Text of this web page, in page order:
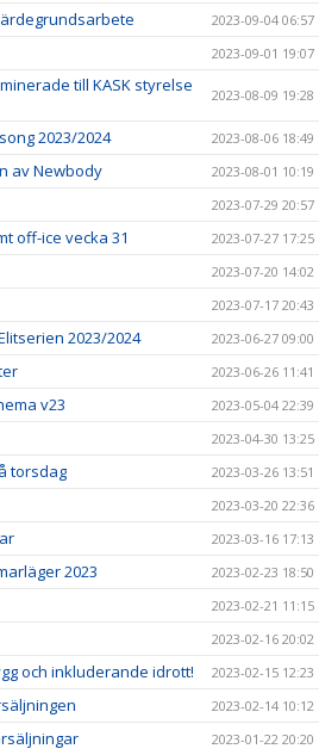
2023-09-04 06:57
2023-09-01 19:07
till KASK styrelse
2023-08-09 19:28
2023/2024 2023-08-06 18:49
av Newbody 2023-08-01 10:19
2023-07-29 20:57
off-ice vecka 31 2023-07-27 17:25
2023-07-20 14:02
2023-07-17 20:43
2023/2024 2023-06-27 09:00
2023-06-26 11:41
v23 2023-05-04 22:39
2023-04-30 13:25
torsdag 2023-03-26 13:51
2023-03-20 22:36
2023-03-16 17:13
2023 2023-02-23 18:50
2023-02-21 11:15
2023-02-16 20:02
och inkluderande idrott! 2023-02-15 12:23
2023-02-14 10:12
2023-01-22 20:20